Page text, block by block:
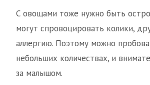
С овощами тоже нужно быть
могут спровоцировать колики,
аллергию. Поэтому можно
небольших количествах, и
за малышом.